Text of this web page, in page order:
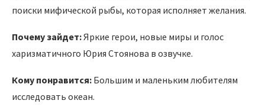
поиски мифической рыбы, которая исполняет желания.
Почему зайдет:Яркие герои, новые миры и голос
харизматичного Юрия Стоянова в озвучке.
Кому понравится: Большим и маленьким любителям
исследовать океан.